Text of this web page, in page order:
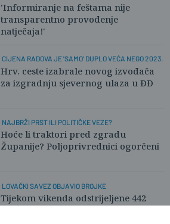
'Informiranje na feštama nije
transparentno provođenje
natječaja!'
CIJENA RADOVA JE 'SAMO' DUPLO VEĆA NEGO 2023.
Hrv. ceste izabrale novog izvođača
za izgradnju sjevernog ulaza u ĐĐ
NAJBRŽI PRST ILI POLITIČKE VEZE?
Hoće li traktori pred zgradu
Županije? Poljoprivrednici ogorčeni
LOVAČKI SAVEZ OBJAVIO BROJKE
Tijekom vikenda odstrijeljene 442